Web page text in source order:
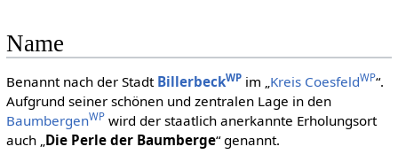
Name
Benannt nach der Stadt BillerbeckWPim „ Kreis CoesfeldWP“.
Aufgrund seiner schönen und zentralen Lage in den
BaumbergenWPwird der staatlich anerkannte Erholungsort
auch „ Die Perle der Baumberge“ genannt.